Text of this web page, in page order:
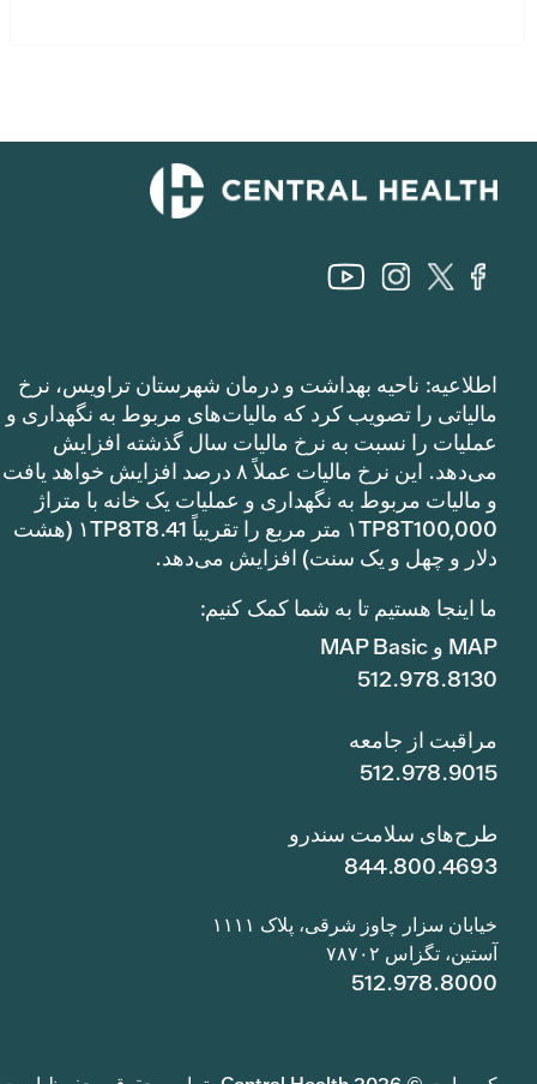
اطلاعیه: ناحیه بهداشت و درمان شهرستان تراویس، نرخ
مالیاتی را تصویب کرد که مالیات‌های مربوط به نگهداری و
عملیات را نسبت به نرخ مالیات سال گذشته افزایش
می‌دهد. این نرخ مالیات عملاً ۸ درصد افزایش خواهد یافت
و مالیات مربوط به نگهداری و عملیات یک خانه با متراژ
۱TP8T100,000 متر مربع را تقریباً ۱TP8T8.41 (هشت
دلار و چهل و یک سنت) افزایش می‌دهد.
ما اینجا هستیم تا به شما کمک کنیم:
MAP و MAP Basic
512.978.8130
مراقبت از جامعه
512.978.9015
طرح‌های سلامت سندرو
844.800.4693
خیابان سزار چاوز شرقی، پلاک ۱۱۱۱
آستین، تگزاس ۷۸۷۰۲
512.978.8000